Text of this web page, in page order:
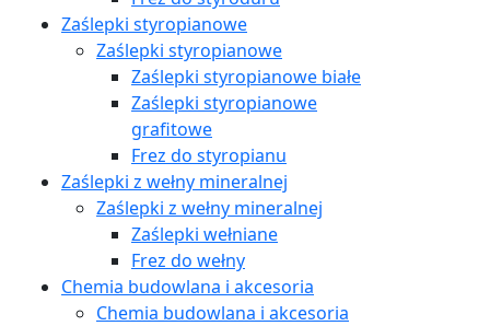
Zaślepki styropianowe
Zaślepki styropianowe
Zaślepki styropianowe białe
Zaślepki styropianowe
grafitowe
Frez do styropianu
Zaślepki z wełny mineralnej
Zaślepki z wełny mineralnej
Zaślepki wełniane
Frez do wełny
Chemia budowlana i akcesoria
Chemia budowlana i akcesoria